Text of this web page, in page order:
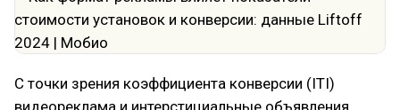
С точки зрения коэффициента конверсии (ITI)
видеореклама и интерстициальные объявления